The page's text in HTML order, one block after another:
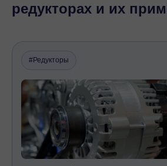
редукторах и их
#Редукторы
ChatApp
online